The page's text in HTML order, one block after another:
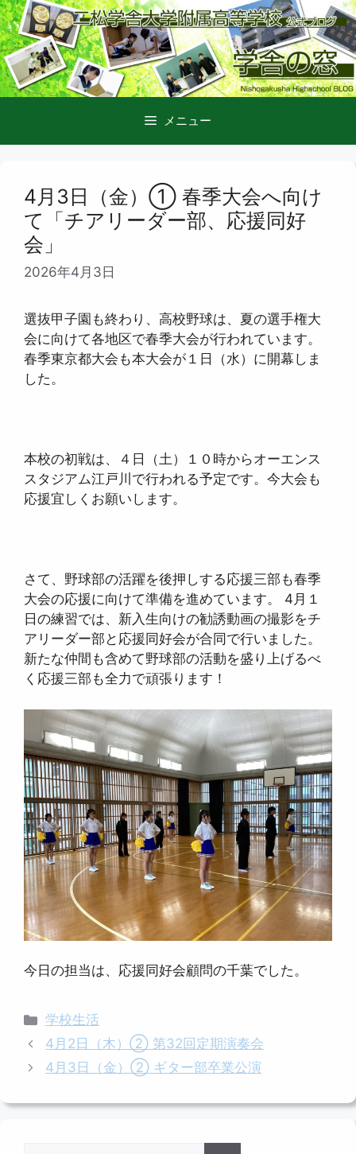
コ
ン
テ
ン
ツ
キ
メニュー
4月3日（金）① 春季大会へ向け
て「チアリーダー部、応援同好
会」
2026年4月3日
選抜甲子園も終わり、高校野球は、夏の選手権大
会に向けて各地区で春季大会が行われています。
春季東京都大会も本大会が１日（水）に開幕しま
した。
本校の初戦は、４日（土）１０時からオーエンス
スタジアム江戸川で行われる予定です。今大会も
応援宜しくお願いします。
さて、野球部の活躍を後押しする応援三部も春季
大会の応援に向けて準備を進めています。 4月１
日の練習では、新入生向けの勧誘動画の撮影をチ
アリーダー部と応援同好会が合同で行いました。
新たな仲間も含めて野球部の活動を盛り上げるべ
く応援三部も全力で頑張ります！
今日の担当は、応援同好会顧問の千葉でした。
カ
テ
リ
学校生活
4月2日（木）② 第32回定期演奏会
4月3日（金）② ギター部卒業公演